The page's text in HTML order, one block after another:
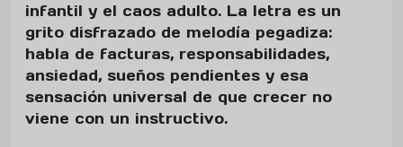
infantil y el caos adulto. La letra es un
grito disfrazado de melodía pegadiza:
habla de facturas, responsabilidades,
ansiedad, sueños pendientes y esa
sensación universal de que crecer no
viene con un instructivo.